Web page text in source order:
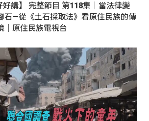
講】 完整節目 第118集｜當法律變
石—從《土石採取法》看原住民族的傳
｜原住民族電視台